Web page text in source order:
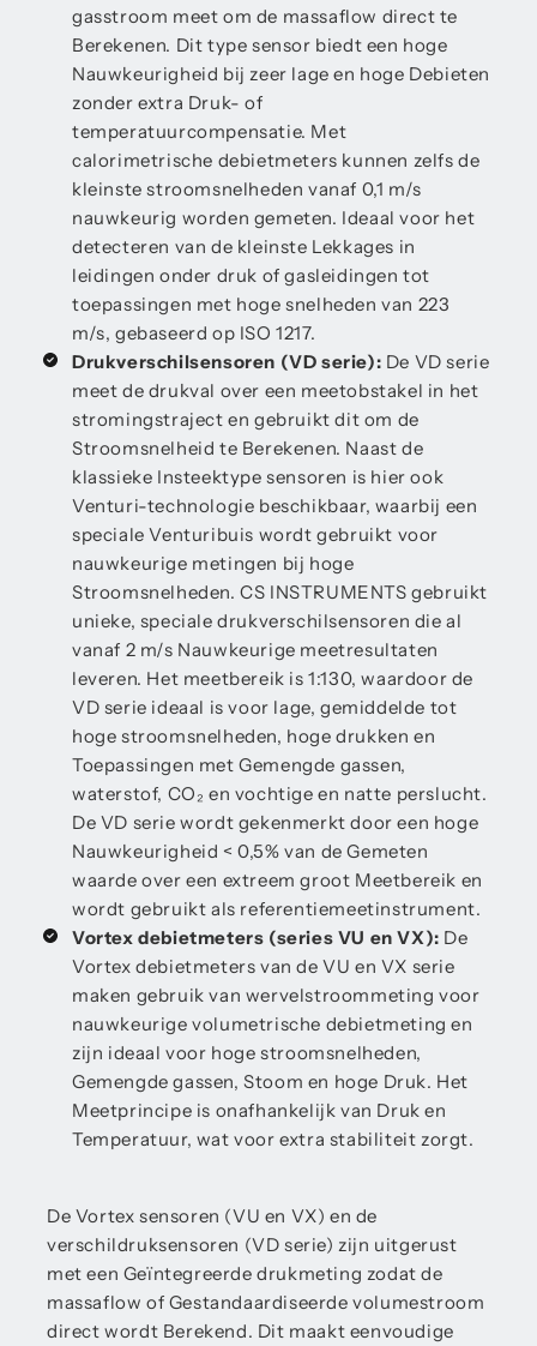
gasstroom meet om de massaflow direct te
Berekenen. Dit type sensor biedt een hoge
Nauwkeurigheid bij zeer lage en hoge Debieten
zonder extra Druk- of
temperatuurcompensatie. Met
calorimetrische debietmeters kunnen zelfs de
kleinste stroomsnelheden vanaf 0,1 m/s
nauwkeurig worden gemeten. Ideaal voor het
detecteren van de kleinste Lekkages in
leidingen onder druk of gasleidingen tot
toepassingen met hoge snelheden van 223
m/s, gebaseerd op ISO 1217.
Drukverschilsensoren (VD serie): De VD serie
meet de drukval over een meetobstakel in het
stromingstraject en gebruikt dit om de
Stroomsnelheid te Berekenen. Naast de
klassieke Insteektype sensoren is hier ook
Venturi-technologie beschikbaar, waarbij een
speciale Venturibuis wordt gebruikt voor
nauwkeurige metingen bij hoge
Stroomsnelheden. CS INSTRUMENTS gebruikt
unieke, speciale drukverschilsensoren die al
vanaf 2 m/s Nauwkeurige meetresultaten
leveren. Het meetbereik is 1:130, waardoor de
VD serie ideaal is voor lage, gemiddelde tot
hoge stroomsnelheden, hoge drukken en
Toepassingen met Gemengde gassen,
waterstof, CO₂ en vochtige en natte perslucht.
De VD serie wordt gekenmerkt door een hoge
Nauwkeurigheid < 0,5% van de Gemeten
waarde over een extreem groot Meetbereik en
wordt gebruikt als referentiemeetinstrument.
Vortex debietmeters (series VU en VX): De
Vortex debietmeters van de VU en VX serie
maken gebruik van wervelstroommeting voor
nauwkeurige volumetrische debietmeting en
zijn ideaal voor hoge stroomsnelheden,
Gemengde gassen, Stoom en hoge Druk. Het
Meetprincipe is onafhankelijk van Druk en
Temperatuur, wat voor extra stabiliteit zorgt.
De Vortex sensoren (VU en VX) en de
verschildruksensoren (VD serie) zijn uitgerust
met een Geïntegreerde drukmeting zodat de
massaflow of Gestandaardiseerde volumestroom
direct wordt Berekend. Dit maakt eenvoudige